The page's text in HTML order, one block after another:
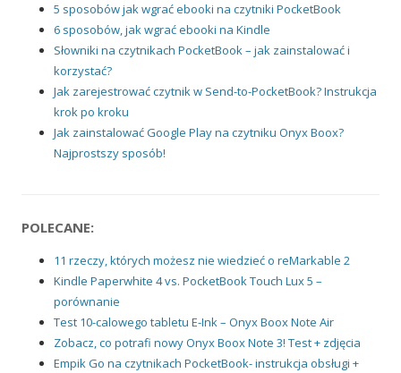
5 sposobów jak wgrać ebooki na czytniki PocketBook
6 sposobów, jak wgrać ebooki na Kindle
Słowniki na czytnikach PocketBook – jak zainstalować i
korzystać?
Jak zarejestrować czytnik w Send-to-PocketBook? Instrukcja
krok po kroku
Jak zainstalować Google Play na czytniku Onyx Boox?
Najprostszy sposób!
POLECANE:
11 rzeczy, których możesz nie wiedzieć o reMarkable 2
Kindle Paperwhite 4 vs. PocketBook Touch Lux 5 –
porównanie
Test 10-calowego tabletu E-Ink – Onyx Boox Note Air
Zobacz, co potrafi nowy Onyx Boox Note 3! Test + zdjęcia
Empik Go na czytnikach PocketBook- instrukcja obsługi +